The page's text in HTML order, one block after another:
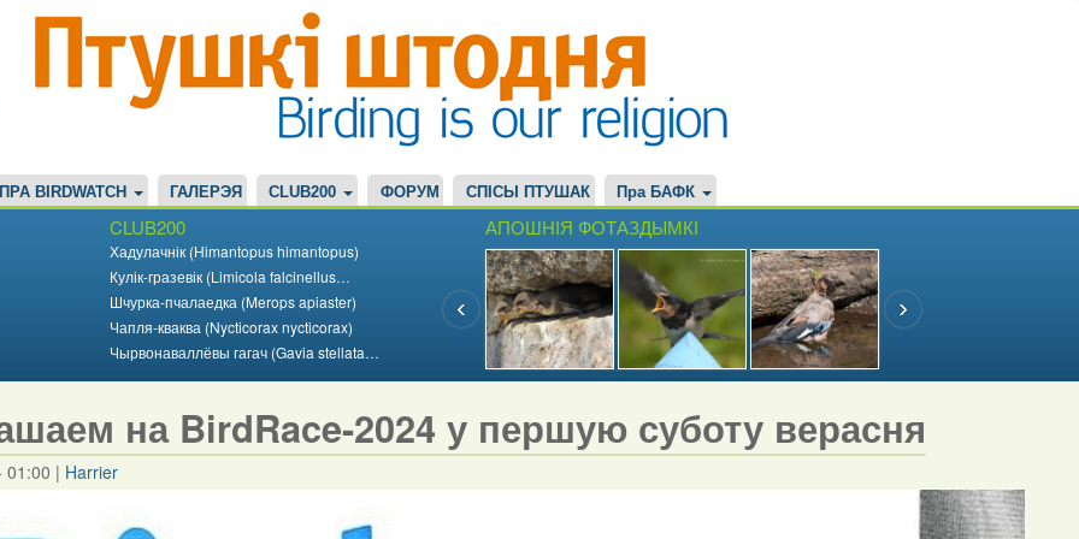
ПРА BIRDWATCH ГАЛЕРЭЯ CLUB200 ФОРУМ СПІСЫ ПТУШАК Пра БАФК
CLUB200
Хадулачнік (Himantopus himantopus)
Кулік-гразевік (Limicola falcinellus…
Шчурка-пчалаедка (Merops apiaster)
Чапля-кваква (Nycticorax nycticorax)
Чырвонаваллёвы гагач (Gavia stellata…
АПОШНІЯ ФОТАЗДЫМКІ
на BirdRace-2024 у першую суботу верасня
01:00 | Harrier